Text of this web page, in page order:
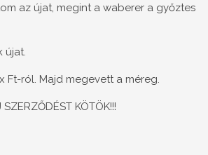
az újat, megint a waberer a győztes
újat.
Ft-ról. Majd megevett a méreg.
KÖTÖK!!!